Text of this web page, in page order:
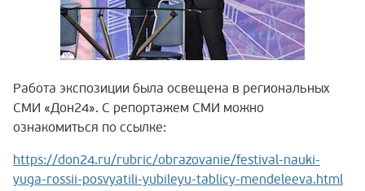
Работа экспозиции была освещена в региональных
СМИ «Дон24». С репортажем СМИ можно
ознакомиться по ссылке:
https://don24.ru/rubric/obrazovanie/festival-nauki-
yuga-rossii-posvyatili-yubileyu-tablicy-mendeleeva.html